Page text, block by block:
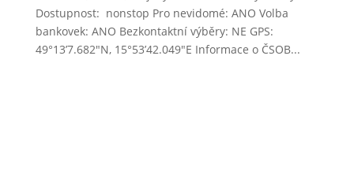
Dostupnost: nonstop Pro nevidomé: ANO Volba
bankovek: ANO Bezkontaktní výběry: NE GPS:
49°13’7.682″N, 15°53’42.049″E Informace o ČSOB...